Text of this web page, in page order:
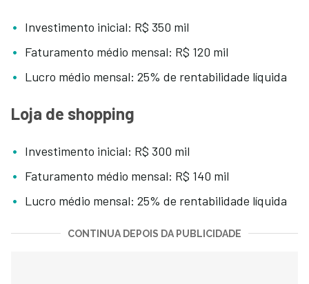
Investimento inicial: R$ 350 mil
Faturamento médio mensal: R$ 120 mil
Lucro médio mensal: 25% de rentabilidade líquida
Loja de shopping
Investimento inicial: R$ 300 mil
Faturamento médio mensal: R$ 140 mil
Lucro médio mensal: 25% de rentabilidade líquida
CONTINUA DEPOIS DA PUBLICIDADE